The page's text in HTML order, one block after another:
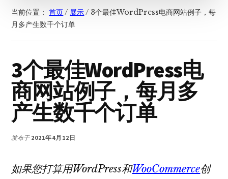
当前位置：首页 / 展示 / 3个最佳WordPress电商网站例子，每
月多产生数千个订单
3个最佳WordPress电
商网站例子，每月多
产生数千个订单
发布于 2021年4月12日
如果您打算用WordPress和WooCommerce创